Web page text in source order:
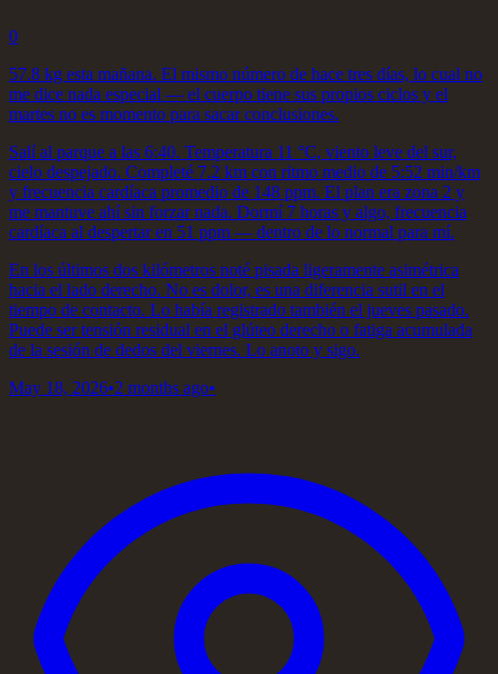
0
57.8 kg esta mañana. El mismo número de hace tres días, lo cual no
me dice nada especial — el cuerpo tiene sus propios ciclos y el
martes no es momento para sacar conclusiones.
Salí al parque a las 6:40. Temperatura 11 °C, viento leve del sur,
cielo despejado. Completé 7.2 km con ritmo medio de 5:52 min/km
y frecuencia cardíaca promedio de 148 ppm. El plan era zona 2 y
me mantuve ahí sin forzar nada. Dormí 7 horas y algo, frecuencia
cardíaca al despertar en 51 ppm — dentro de lo normal para mí.
En los últimos dos kilómetros noté pisada ligeramente asimétrica
hacia el lado derecho. No es dolor, es una diferencia sutil en el
tiempo de contacto. Lo había registrado también el jueves pasado.
Puede ser tensión residual en el glúteo derecho o fatiga acumulada
de la sesión de dedos del viernes. Lo anoto y sigo.
May 18, 2026•2 months ago•